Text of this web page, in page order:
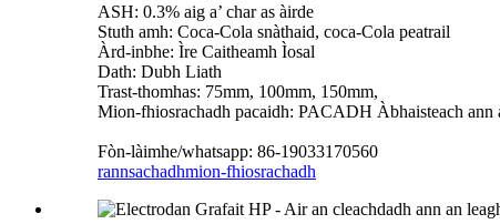
ASH: 0.3% aig a’ char as àirde
Stuth amh: Coca-Cola snàthaid, coca-Cola peatrail
Àrd-inbhe: Ìre Caitheamh Ìosal
Dath: Dubh Liath
Trast-thomhas: 75mm, 100mm, 150mm,
Mion-fhiosrachadh pacaidh: PACADH Àbhaisteach ann
Fòn-làimhe/whatsapp: 86-19033170560
rannsachadhmion-fhiosrachadh